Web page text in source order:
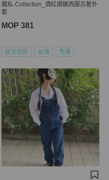
藏私·Collection_酒紅摺皺西服古著外
套
MOP 381
狀況良好 台灣 免運